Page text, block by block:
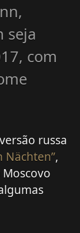
seja
com
russa
Nächten”,